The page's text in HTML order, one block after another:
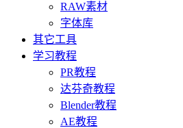
RAW素材
字体库
其它工具
学习教程
PR教程
达芬奇教程
Blender教程
AE教程